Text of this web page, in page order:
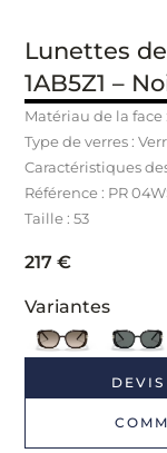
Lunettes
1AB5Z1 –
Matériau de la face
Type de verres :
Caractéristiques
Référence : PR
Taille : 53
217€
Variantes